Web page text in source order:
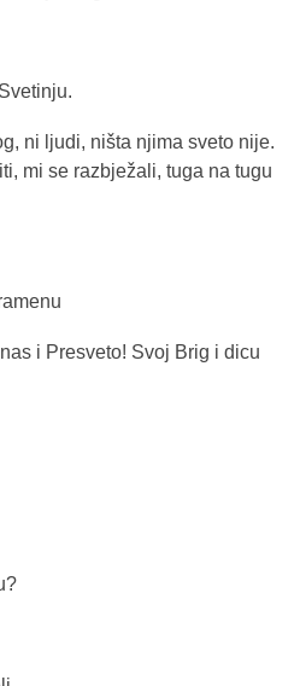
ni ljudi, ništa njima sveto nije.
mi se razbježali, tuga na tugu
i Presveto! Svoj Brig i dicu